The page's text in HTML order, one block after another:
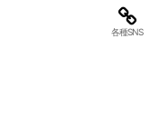
各種SNS